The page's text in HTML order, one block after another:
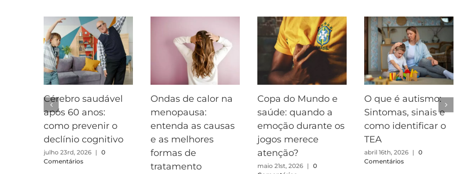
Cérebro saudável
após 60 anos:
como prevenir o
declínio cognitivo
julho 23rd, 2026 | 0
Comentários
Ondas de calor na
menopausa:
entenda as causas
e as melhores
formas de
tratamento
Copa do Mundo e
saúde: quando a
emoção durante os
jogos merece
atenção?
maio 21st, 2026 | 0
O que é autismo:
Sintomas, sinais e
como identificar o
TEA
abril 16th, 2026 | 0
Comentários